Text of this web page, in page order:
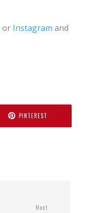
or Instagram and
PINTEREST
Next